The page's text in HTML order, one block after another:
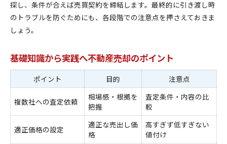
探し、条件が合えば売買契約を締結します。最終的に引き渡し時
のトラブルを防ぐためにも、各段階での注意点を押さえておきま
しょう。
基礎知識から実践へ不動産売却のポイント
ポイント 目的 注意点
複数社への査定依頼
相場感・根拠を
把握
査定条件・内容の比
較
適正価格の設定
適正な売出し価
格
高すぎず低すぎない
値付け